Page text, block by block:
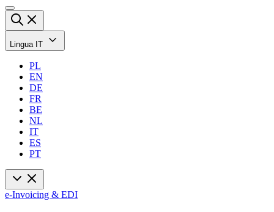
Lingua IT
PL
EN
DE
FR
BE
NL
IT
ES
PT
e-Invoicing & EDI